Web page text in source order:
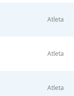
Atleta
Atleta
Atleta